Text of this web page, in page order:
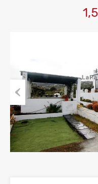
Previous